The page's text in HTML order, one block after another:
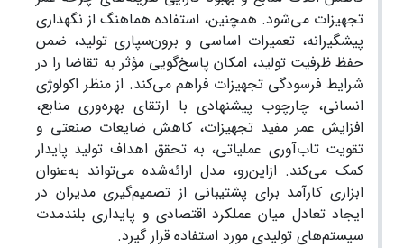
تجهیزات می‌شود. همچنین، استفاده هماهنگ از نگهداری
پیشگیرانه، تعمیرات اساسی و برون‌سپاری تولید، ضمن
حفظ ظرفیت تولید، امکان پاسخ‌گویی مؤثر به تقاضا را در
شرایط فرسودگی تجهیزات فراهم می‌کند. از منظر اکولوژی
انسانی، چارچوب پیشنهادی با ارتقای بهره‌وری منابع،
افزایش عمر مفید تجهیزات، کاهش ضایعات صنعتی و
تقویت تاب‌آوری عملیاتی، به تحقق اهداف تولید پایدار
کمک می‌کند. ازاین‌رو، مدل ارائه‌شده می‌تواند به‌عنوان
ابزاری کارآمد برای پشتیبانی از تصمیم‌گیری مدیران در
ایجاد تعادل میان عملکرد اقتصادی و پایداری بلندمدت
سیستم‌های تولیدی مورد استفاده قرار گیرد.